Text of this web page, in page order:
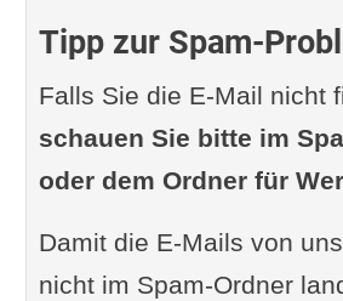
Tipp zur Spam-
Falls Sie die E-Mail nicht
schauen Sie bitte im
oder dem Ordner für
Damit die E-Mails von
nicht im Spam-Ordner